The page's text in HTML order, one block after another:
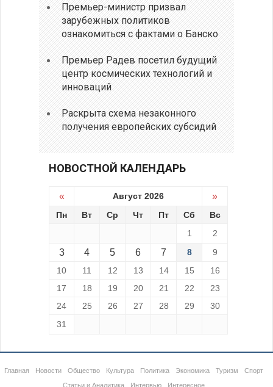
Премьер-министр призвал
зарубежных политиков
ознакомиться с фактами о Банско
Премьер Радев посетил будущий
центр космических технологий и
инноваций
Раскрыта схема незаконного
получения европейских субсидий
НОВОСТНОЙ КАЛЕНДАРЬ
« Август 2026 »
Пн Вт Ср Чт Пт Сб
Вс
1
2
3 4 5 6 7 8
9
10
11 12 13 14 15
16
17
18 19 20 21 22
23
24
25 26 27 28 29
30
31
Главная Новости Общество Культура Политика Экономика Туризм
Спорт
Статьи и Аналитика
Интервью Интересное